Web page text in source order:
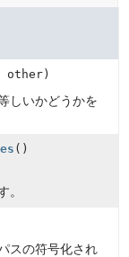
other)
しいかどうかを
()
。
スの符号化され